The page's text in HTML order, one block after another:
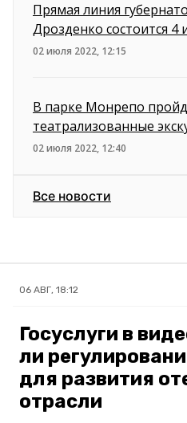
Прямая линия
Дрозденко состоится 4
02 июля 2022, 12:15
В парке Монрепо
театрализованные
02 июля 2022, 12:40
Все новости
06 АВГ, 18:12
Госуслуги в
ли
для развития
отрасли